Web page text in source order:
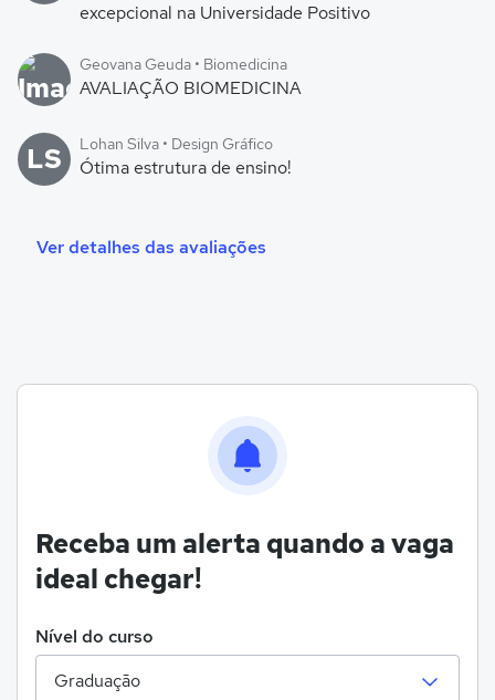
excepcional na Universidade Positivo
Geovana Geuda • Biomedicina
AVALIAÇÃO BIOMEDICINA
LS Lohan Silva • Design Gráfico
Ótima estrutura de ensino!
Ver detalhes das avaliações
Receba um alerta quando a vaga
ideal chegar!
Nível do curso